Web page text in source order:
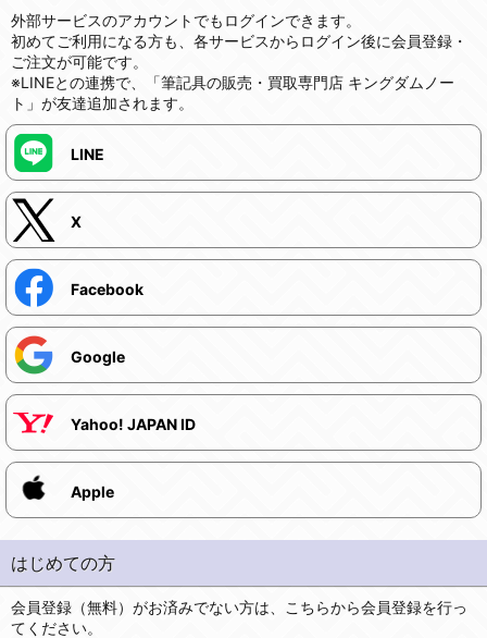
外部サービスのアカウントでもログインできます。
初めてご利用になる方も、各サービスからログイン後に会員登録・
ご注文が可能です。
※LINEとの連携で、「筆記具の販売・買取専門店 キングダムノー
ト」が友達追加されます。
LINE
X
Facebook
Google
Yahoo! JAPAN ID
Apple
はじめての方
会員登録（無料）がお済みでない方は、こちらから会員登録を行っ
てください。